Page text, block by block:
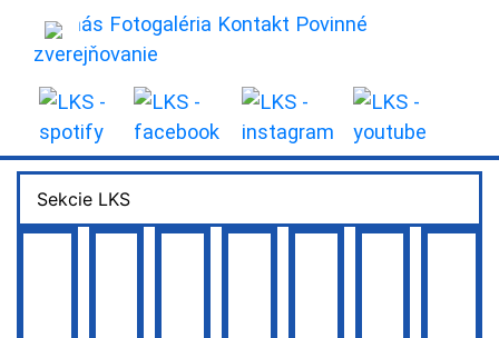
O nás Fotogaléria Kontakt Povinné
zverejňovanie
Sekcie LKS